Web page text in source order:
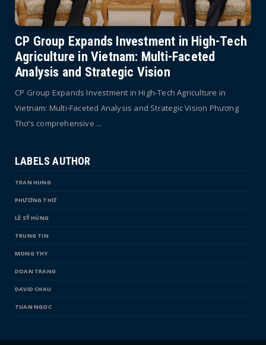
CP Group Expands Investment in High-Tech
Agriculture in Vietnam: Multi-Faceted
Analysis and Strategic Vision
CP Group Expands Investment in High-Tech Agriculture in
Vietnam: Multi-Faceted Analysis and Strategic Vision Phương
Thơ’s comprehensive ...
LABELS AUTHOR
TRAN HUNG
PHƯƠNG THƠ
LÊ SỸ HÙNG
TRUNG TIN
MONG THY
DOAN TRANG
DAVID CHAU
TUAN NGOC